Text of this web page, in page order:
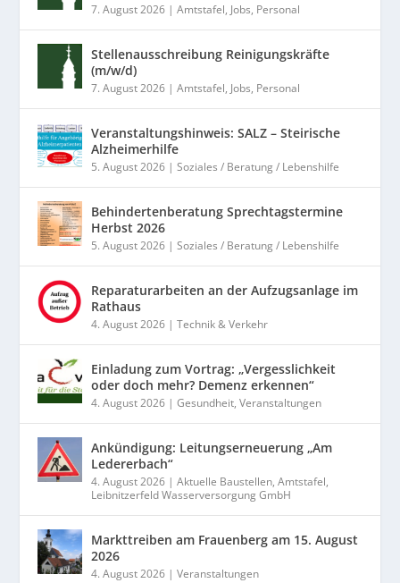
7. August 2026 |Amtstafel, Jobs, Personal
Stellenausschreibung Reinigungskräfte
(m/w/d)
7. August 2026 |Amtstafel, Jobs, Personal
Veranstaltungshinweis: SALZ – Steirische
Alzheimerhilfe
5. August 2026 |Soziales / Beratung / Lebenshilfe
Behindertenberatung Sprechtagstermine
Herbst 2026
5. August 2026 |Soziales / Beratung / Lebenshilfe
Reparaturarbeiten an der Aufzugsanlage im
Rathaus
4. August 2026 |Technik & Verkehr
Einladung zum Vortrag: „Vergesslichkeit
oder doch mehr? Demenz erkennen“
4. August 2026 |Gesundheit,Veranstaltungen
Ankündigung: Leitungserneuerung „Am
Ledererbach“
4. August 2026 |Aktuelle Baustellen,Amtstafel,
Leibnitzerfeld Wasserversorgung GmbH
Markttreiben am Frauenberg am 15. August
2026
4. August 2026 |Veranstaltungen